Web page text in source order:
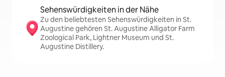
Sehenswürdigkeiten in der Nähe
Zu den beliebtesten Sehenswürdigkeiten in St.
Augustine gehören St. Augustine Alligator Farm
Zoological Park, Lightner Museum und St.
Augustine Distillery.